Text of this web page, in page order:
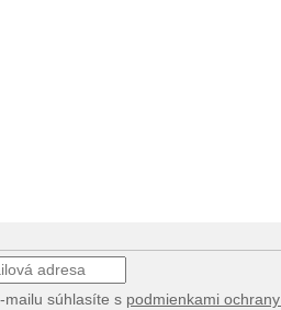
mailu súhlasíte s podmienkami